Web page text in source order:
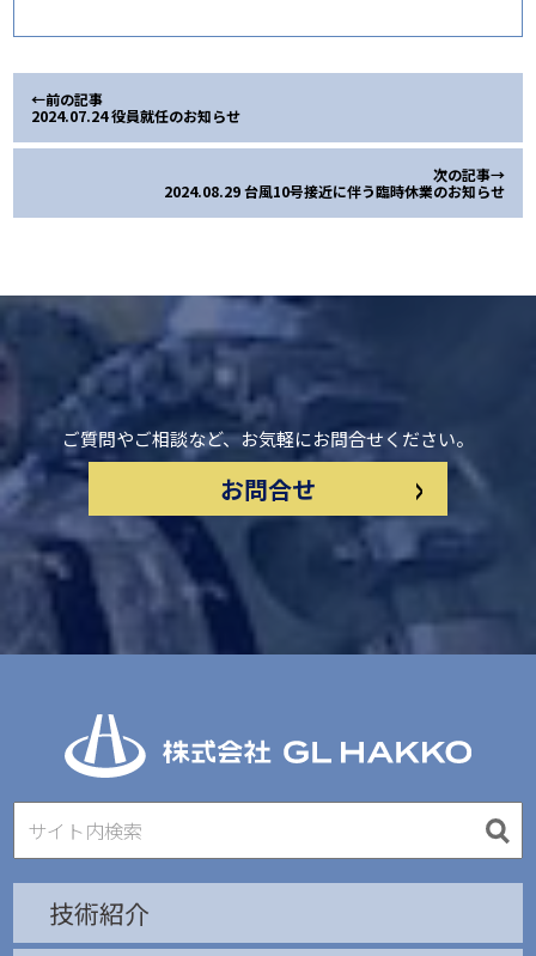
←前の記事
2024.07.24 役員就任のお知らせ
次の記事→
2024.08.29 台風10号接近に伴う臨時休業のお知らせ
ご質問やご相談など、お気軽にお問合せください。
お問合せ >
技術紹介